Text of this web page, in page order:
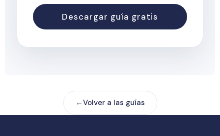
Volver a las guías